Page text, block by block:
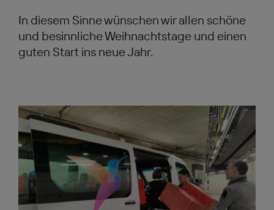
In diesem Sinne wünschen wir allen schöne
und besinnliche Weihnachtstage und einen
guten Start ins neue Jahr.